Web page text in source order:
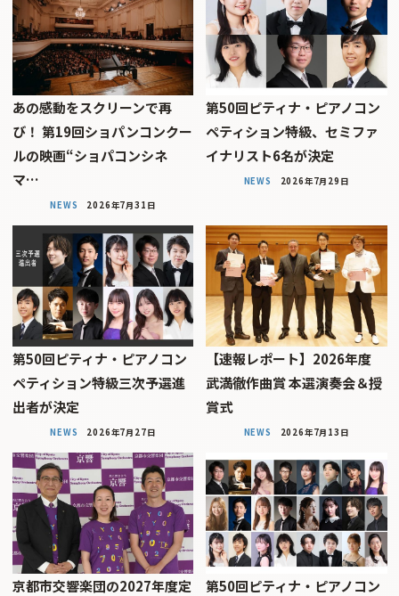
あの感動をスクリーンで再
び！ 第19回ショパンコンクー
ルの映画“ショパコンシネ
マ…
NEWS 2026年7月31日
第50回ピティナ・ピアノコン
ペティション特級、セミファ
イナリスト6名が決定
NEWS 2026年7月29日
第50回ピティナ・ピアノコン
ペティション特級三次予選進
出者が決定
NEWS 2026年7月27日
【速報レポート】2026年度
武満徹作曲賞 本選演奏会＆授
賞式
NEWS 2026年7月13日
京都市交響楽団の2027年度定 第50回ピティナ・ピアノコン